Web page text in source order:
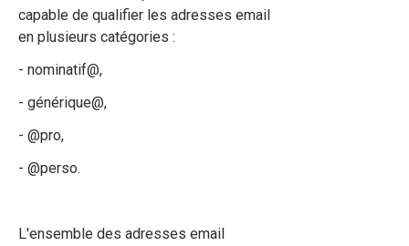
capable de qualifier les adresses email
en plusieurs catégories :
- nominatif@,
- générique@,
- @pro,
- @perso.
L'ensemble des adresses email